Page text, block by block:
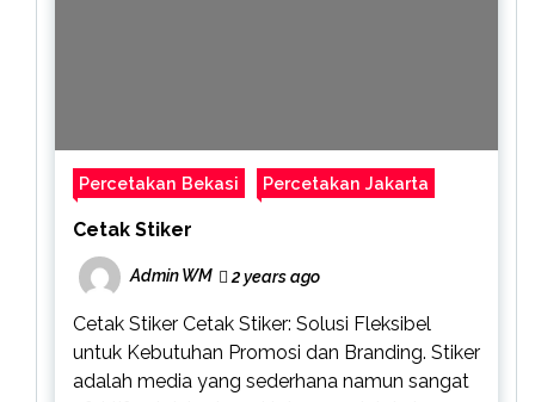
Percetakan Bekasi Percetakan Jakarta
Cetak Stiker
Admin WM 2 years ago
Cetak Stiker Cetak Stiker: Solusi Fleksibel
untuk Kebutuhan Promosi dan Branding. Stiker
adalah media yang sederhana namun sangat